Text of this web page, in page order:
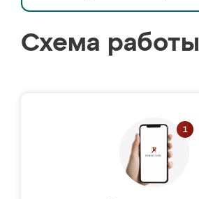
Схема работы